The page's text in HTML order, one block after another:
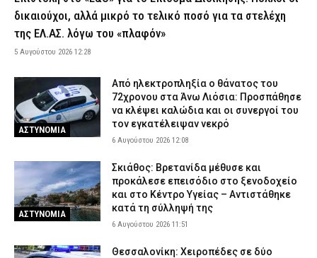
κάνναβη και ψυχοτρόπα μανιτάρια στην κατοχή του (εικόνα)
ΑΣΤΥΝΟΜΙΑ 5 Αυγούστου 2026 23:43
Ρέθυμνο: Φωτιά που ξεκίνησε από σταθμευμένο όχημα
5 Αυγούστου 2026 23:29
Σύμη: Σε Γερμανό τουρίστα που είχε χαθεί με άλλους επτά
ανήκει η σορός που εντοπίστηκε
ΕΙΔΗΣΕΙΣ 5 Αυγούστου 2026 23:14
Βόλος: Φωτιά ξέσπασε στα Αϊβαλιώτικα – Ισχυρές
πυροσβεστικές δυνάμεις επιχειρούν στο σημείο
ΕΙΔΗΣΕΙΣ 5 Αυγούστου 2026 23:00
Σοκαριστικό βίντεο από την Ταϊλάνδη: Κεραυνός σκότωσε
ΔΙΕΘΝΗ 5 Αυγούστου 2026 22:53
δικαιούχοι, αλλά μικρό το τελικό ποσό για τα στελέχη
της ΕΛ.ΑΣ. λόγω του «πλαφόν»
5 Αυγούστου 2026 12:28
ΑΣΤΥΝΟΜΙΑ
Από ηλεκτροπληξία ο θάνατος του
72χρονου στα Άνω Λιόσια: Προσπάθησε
να κλέψει καλώδια και οι συνεργοί του
τον εγκατέλειψαν νεκρό
6 Αυγούστου 2026 12:08
ΑΣΤΥΝΟΜΙΑ
Σκιάθος: Βρετανίδα μέθυσε και
προκάλεσε επεισόδιο στο ξενοδοχείο
και στο Κέντρο Υγείας – Αντιστάθηκε
κατά τη σύλληψή της
6 Αυγούστου 2026 11:51
Θεσσαλονίκη: Χειροπέδες σε δύο